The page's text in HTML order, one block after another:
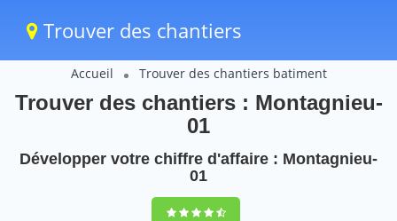
Trouver des chantiers
Accueil Trouver des chantiers batiment
Trouver des chantiers : Montagnieu-
01
Développer votre chiffre d'affaire : Montagnieu-
01